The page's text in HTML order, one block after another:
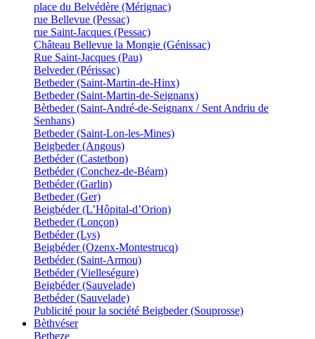
place du Belvédère (Mérignac)
rue Bellevue (Pessac)
rue Saint-Jacques (Pessac)
Château Bellevue la Mongie (Génissac)
Rue Saint-Jacques (Pau)
Belveder (Périssac)
Betbeder (Saint-Martin-de-Hinx)
Betbeder (Saint-Martin-de-Seignanx)
Bètbeder (Saint-André-de-Seignanx / Sent Andriu de
Senhans)
Betbeder (Saint-Lon-les-Mines)
Beigbeder (Angous)
Betbéder (Castetbon)
Betbéder (Conchez-de-Béarn)
Betbéder (Garlin)
Betbeder (Ger)
Beigbéder (L’Hôpital-d’Orion)
Betbeder (Lonçon)
Betbéder (Lys)
Beigbéder (Ozenx-Montestrucq)
Betbéder (Saint-Armou)
Betbéder (Vielleségure)
Beigbéder (Sauvelade)
Betbéder (Sauvelade)
Publicité pour la société Beigbeder (Souprosse)
Bèthvéser
Betbeze